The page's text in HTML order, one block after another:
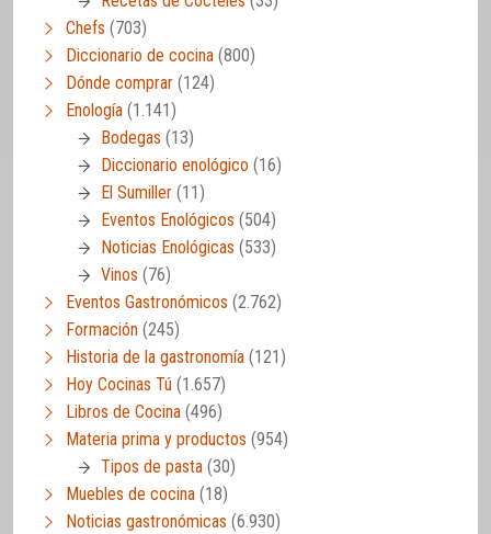
Chefs (703)
Diccionario de cocina (800)
Dónde comprar (124)
Enología (1.141)
Bodegas (13)
Diccionario enológico (16)
El Sumiller (11)
Eventos Enológicos (504)
Noticias Enológicas (533)
Vinos (76)
Eventos Gastronómicos (2.762)
Formación (245)
Historia de la gastronomía (121)
Hoy Cocinas Tú (1.657)
Libros de Cocina (496)
Materia prima y productos (954)
Tipos de pasta (30)
Muebles de cocina (18)
Noticias gastronómicas (6.930)